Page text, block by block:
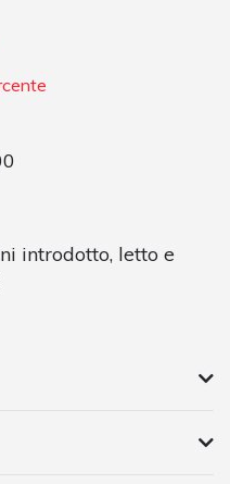
introdotto, letto e